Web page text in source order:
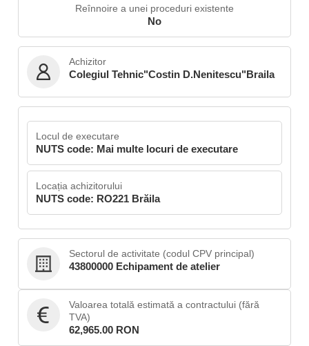
Reînnoire a unei proceduri existente
No
Achizitor
Colegiul Tehnic"Costin D.Nenitescu"Braila
Locul de executare
NUTS code: Mai multe locuri de executare
Locația achizitorului
NUTS code: RO221 Brăila
Sectorul de activitate (codul CPV principal)
43800000 Echipament de atelier
Valoarea totală estimată a contractului (fără
TVA)
62,965.00 RON